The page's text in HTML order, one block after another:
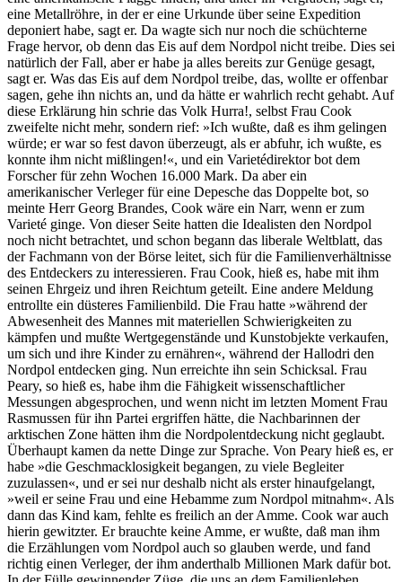
eine Metallröhre, in der er eine Urkunde über seine Expedition
deponiert habe, sagt er. Da wagte sich nur noch die schüchterne
Frage hervor, ob denn das Eis auf dem Nordpol nicht treibe. Dies sei
natürlich der Fall, aber er habe ja alles bereits zur Genüge gesagt,
sagt er. Was das Eis auf dem Nordpol treibe, das, wollte er offenbar
sagen, gehe ihn nichts an, und da hätte er wahrlich recht gehabt. Auf
diese Erklärung hin schrie das Volk Hurra!, selbst Frau Cook
zweifelte nicht mehr, sondern rief: »Ich wußte, daß es ihm gelingen
würde; er war so fest davon überzeugt, als er abfuhr, ich wußte, es
konnte ihm nicht mißlingen!«, und ein Varietédirektor bot dem
Forscher für zehn Wochen 16.000 Mark. Da aber ein
amerikanischer Verleger für eine Depesche das Doppelte bot, so
meinte Herr Georg Brandes, Cook wäre ein Narr, wenn er zum
Varieté ginge. Von dieser Seite hatten die Idealisten den Nordpol
noch nicht betrachtet, und schon begann das liberale Weltblatt, das
der Fachmann von der Börse leitet, sich für die Familienverhältnisse
des Entdeckers zu interessieren. Frau Cook, hieß es, habe mit ihm
seinen Ehrgeiz und ihren Reichtum geteilt. Eine andere Meldung
entrollte ein düsteres Familienbild. Die Frau hatte »während der
Abwesenheit des Mannes mit materiellen Schwierigkeiten zu
kämpfen und mußte Wertgegenstände und Kunstobjekte verkaufen,
um sich und ihre Kinder zu ernähren«, während der Hallodri den
Nordpol entdecken ging. Nun erreichte ihn sein Schicksal. Frau
Peary, so hieß es, habe ihm die Fähigkeit wissenschaftlicher
Messungen abgesprochen, und wenn nicht im letzten Moment Frau
Rasmussen für ihn Partei ergriffen hätte, die Nachbarinnen der
arktischen Zone hätten ihm die Nordpolentdeckung nicht geglaubt.
Überhaupt kamen da nette Dinge zur Sprache. Von Peary hieß es, er
habe »die Geschmacklosigkeit begangen, zu viele Begleiter
zuzulassen«, und er sei nur deshalb nicht als erster hinaufgelangt,
»weil er seine Frau und eine Hebamme zum Nordpol mitnahm«. Als
dann das Kind kam, fehlte es freilich an der Amme. Cook war auch
hierin gewitzter. Er brauchte keine Amme, er wußte, daß man ihm
die Erzählungen vom Nordpol auch so glauben werde, und fand
richtig einen Verleger, der ihm anderthalb Millionen Mark dafür bot.